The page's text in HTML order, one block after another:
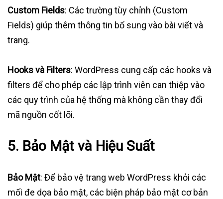
Custom Fields: Các trường tùy chỉnh (Custom
Fields) giúp thêm thông tin bổ sung vào bài viết và
trang.
Hooks và Filters: WordPress cung cấp các hooks và
filters để cho phép các lập trình viên can thiệp vào
các quy trình của hệ thống mà không cần thay đổi
mã nguồn cốt lõi.
5. Bảo Mật và Hiệu Suất
Bảo Mật: Để bảo vệ trang web WordPress khỏi các
mối đe dọa bảo mật, các biện pháp bảo mật cơ bản